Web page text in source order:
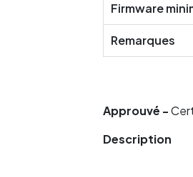
Firmware
Remarques
Approuvé -
Description